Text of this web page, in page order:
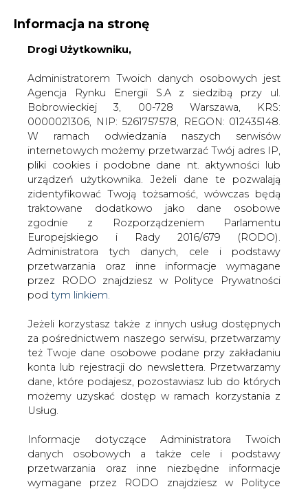
KONTAKT:
WYDAWCA PORTALU:
WYSOKI KONTRAST A A
ZALOGUJ SIĘ
WŁĄCZ CIRE.TV
Informacja na stronę
Drogi Użytkowniku,
Administratorem Twoich danych osobowych jest
Agencja Rynku Energii S.A z siedzibą przy ul.
Bobrowieckiej 3, 00-728 Warszawa, KRS:
0000021306, NIP: 5261757578, REGON: 012435148.
W ramach odwiedzania naszych serwisów
internetowych możemy przetwarzać Twój adres IP,
pliki cookies i podobne dane nt. aktywności lub
urządzeń użytkownika. Jeżeli dane te pozwalają
zidentyfikować Twoją tożsamość, wówczas będą
traktowane dodatkowo jako dane osobowe
zgodnie z Rozporządzeniem Parlamentu
Europejskiego i Rady 2016/679 (RODO).
Administratora tych danych, cele i podstawy
przetwarzania oraz inne informacje wymagane
przez RODO znajdziesz w Polityce Prywatności
pod tym linkiem.
Jeżeli korzystasz także z innych usług dostępnych
za pośrednictwem naszego serwisu, przetwarzamy
też Twoje dane osobowe podane przy zakładaniu
konta lub rejestracji do newslettera. Przetwarzamy
dane, które podajesz, pozostawiasz lub do których
możemy uzyskać dostęp w ramach korzystania z
Usług.
Informacje dotyczące Administratora Twoich
danych osobowych a także cele i podstawy
przetwarzania oraz inne niezbędne informacje
wymagane przez RODO znajdziesz w Polityce
Strona główna CIEPŁOWNICTWO
Śląskie.
Konsultacje projektu programu ochrony powietrza
2014-08-04 00:00
skomentuj
udostępnij: